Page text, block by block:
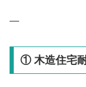
—
① 木造住宅耐